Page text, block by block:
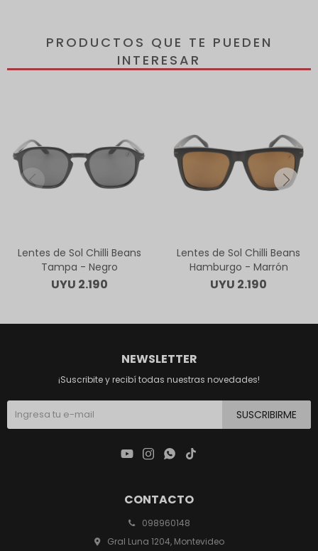
PRODUCTOS QUE TE PUEDEN
INTERESAR
Lentes de Sol Chilli Beans
Tampa - Negro
UYU 2.190
Lentes de Sol Chilli Beans
Hamburgo - Marrón
UYU 2.190
CONTACTO
098960148
Gral Luna 1204, Montevideo
NEWSLETTER
¡Suscribite y recibí todas nuestras novedades!
SUSCRIBIRME
   